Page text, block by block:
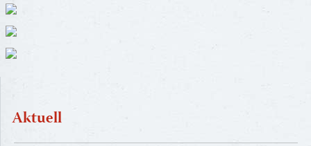
Aktuell